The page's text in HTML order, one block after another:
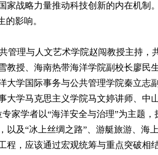
家战略力量推动科技创新的内在机制
影响。
理与人文艺术学院赵闯教授主持，
教授、海南热带海洋学院副校长廖民
大学国际事务与公共管理学院秦立志
大学马克思主义学院马文婷讲师、中
家学者以“海洋安全与治理”为主题
及“冰上丝绸之路”、游艇旅游、海
程，应该通过宏观统筹与重点突破相